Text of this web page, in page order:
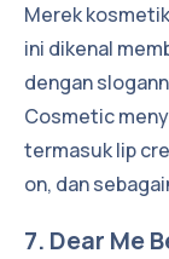
Merek
ini dikenal
dengan
Cosmetic
termasuk lip
on, dan
7. Dear Me